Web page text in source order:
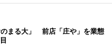
まる大」 前店「庄や」を業態